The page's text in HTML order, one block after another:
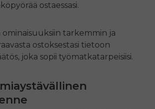
ostaessasi.
tarkemmin ja
ostoksestasi tietoon
joka sopii työmatkatarpeisiisi.